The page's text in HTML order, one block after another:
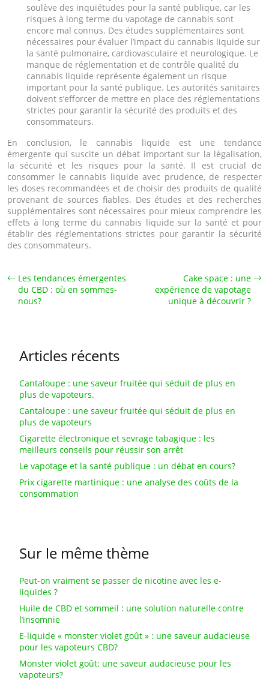
soulève des inquiétudes pour la santé publique, car les
risques à long terme du vapotage de cannabis sont
encore mal connus. Des études supplémentaires sont
nécessaires pour évaluer l’impact du cannabis liquide sur
la santé pulmonaire, cardiovasculaire et neurologique. Le
manque de réglementation et de contrôle qualité du
cannabis liquide représente également un risque
important pour la santé publique. Les autorités sanitaires
doivent s’efforcer de mettre en place des réglementations
strictes pour garantir la sécurité des produits et des
consommateurs.
En conclusion, le cannabis liquide est une tendance
émergente qui suscite un débat important sur la légalisation,
la sécurité et les risques pour la santé. Il est crucial de
consommer le cannabis liquide avec prudence, de respecter
les doses recommandées et de choisir des produits de qualité
provenant de sources fiables. Des études et des recherches
supplémentaires sont nécessaires pour mieux comprendre les
effets à long terme du cannabis liquide sur la santé et pour
établir des réglementations strictes pour garantir la sécurité
des consommateurs.
Les tendances émergentes
du CBD : où en sommes-
nous?
Cake space : une
expérience de vapotage
unique à découvrir ?
Articles récents
Cantaloupe : une saveur fruitée qui séduit de plus en
plus de vapoteurs.
Cantaloupe : une saveur fruitée qui séduit de plus en
plus de vapoteurs
Cigarette électronique et sevrage tabagique : les
meilleurs conseils pour réussir son arrêt
Le vapotage et la santé publique : un débat en cours?
Prix cigarette martinique : une analyse des coûts de la
consommation
Sur le même thème
Peut-on vraiment se passer de nicotine avec les e-
liquides ?
Huile de CBD et sommeil : une solution naturelle contre
l’insomnie
E-liquide « monster violet goût » : une saveur audacieuse
pour les vapoteurs CBD?
Monster violet goût: une saveur audacieuse pour les
vapoteurs?